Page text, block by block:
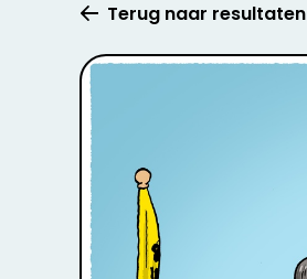
Terug naar resultaten